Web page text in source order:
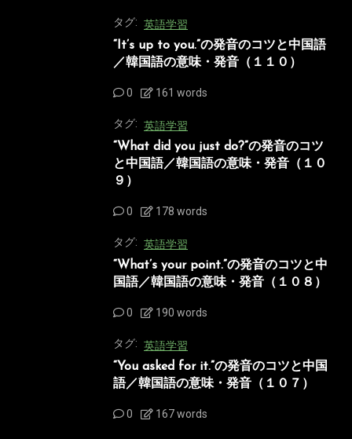
タグ: 英語学習
“It’s up to you.”の発音のコツと中国語
／韓国語の意味・発音（１１０）
0 161 words
タグ: 英語学習
“What did you just do?”の発音のコツ
と中国語／韓国語の意味・発音（１０
９）
0 178 words
タグ: 英語学習
“What’s your point.”の発音のコツと中
国語／韓国語の意味・発音（１０８）
0 190 words
タグ: 英語学習
“You asked for it.”の発音のコツと中国
語／韓国語の意味・発音（１０７）
0 167 words